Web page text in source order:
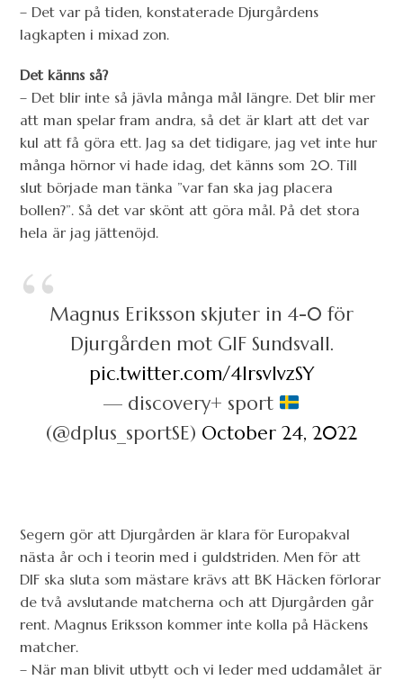
– Det var på tiden, konstaterade Djurgårdens
lagkapten i mixad zon.
Det känns så?
– Det blir inte så jävla många mål längre. Det blir mer
att man spelar fram andra, så det är klart att det var
kul att få göra ett. Jag sa det tidigare, jag vet inte hur
många hörnor vi hade idag, det känns som 20. Till
slut började man tänka ”var fan ska jag placera
bollen?”. Så det var skönt att göra mål. På det stora
hela är jag jättenöjd.
Magnus Eriksson skjuter in 4-0 för
Djurgården mot GIF Sundsvall.
pic.twitter.com/4IrsvIvzSY
— discovery+ sport
(@dplus_sportSE) October 24, 2022
Segern gör att Djurgården är klara för Europakval
nästa år och i teorin med i guldstriden. Men för att
DIF ska sluta som mästare krävs att BK Häcken förlorar
de två avslutande matcherna och att Djurgården går
rent. Magnus Eriksson kommer inte kolla på Häckens
matcher.
– När man blivit utbytt och vi leder med uddamålet är